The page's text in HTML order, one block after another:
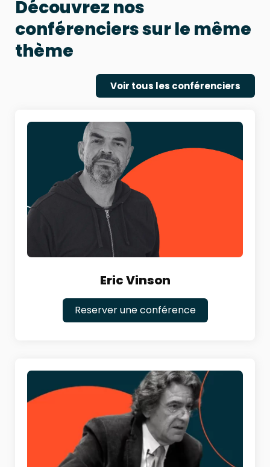
Découvrez nos
conférenciers sur le même
thème
Voir tous les conférenciers
Eric Vinson
Reserver une conférence